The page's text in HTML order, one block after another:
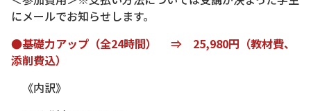
にメールでお知らせします。
●基礎力アップ（全24時間） ⇒ 25,980円（教材費、
添削費込）
《内訳》